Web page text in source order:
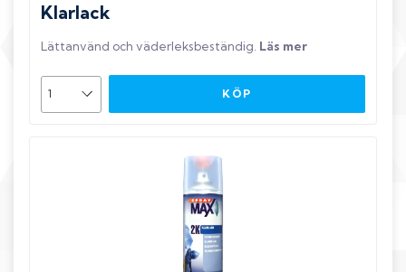
Klarlack
Lättanvänd och väderleksbeständig Läs mer
KÖP